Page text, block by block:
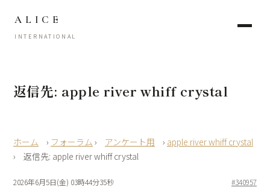
ALICE
INTERNATIONAL
返信先: apple river whiff crystal
› フォーラム › アンケート用 › apple river whiff crystal
›
返信先: apple river whiff crystal
2026年6月5日(金) 03時44分35秒
#340957